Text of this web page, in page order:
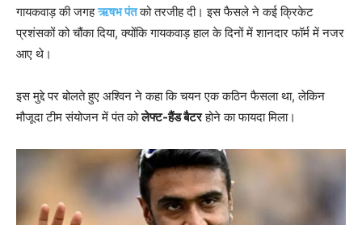
गायकवाड़ की जगहऋषभ पंतको तरजीह दी। इस फैसले ने कई क्रिकेट
प्रशंसकों को चौंका दिया, क्योंकि गायकवाड़ हाल के दिनों में शानदार फॉर्म में नजर
आए थे।
इस मुद्दे पर बोलते हुए अश्विन ने कहा कि चयन एक कठिन फैसला था, लेकिन
मौजूदा टीम संयोजन में पंत कोलेफ्ट-हैंड बैटरहोने का फायदा मिला।